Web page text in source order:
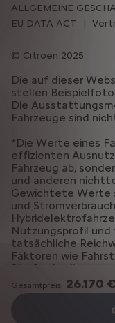
Gesamtpreis 26.170
Citroën 2025
ALLGEMEINE
EU DATA ACT
Die auf dieser
stellen
Die
Fahrzeuge sind
*Die Werte eines
effizienten
Fahrzeug ab,
und anderen
Gewichtete
und
Nutzungsprofil
tatsächliche
Faktoren wie
Ausstattung des